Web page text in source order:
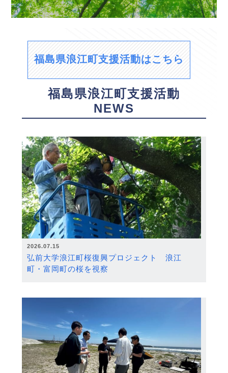
福島県浪江町支援活動はこちら
福島県浪江町支援活動
NEWS
2026.07.15
弘前大学浪江町桜復興プロジェクト 浪江
町・富岡町の桜を視察